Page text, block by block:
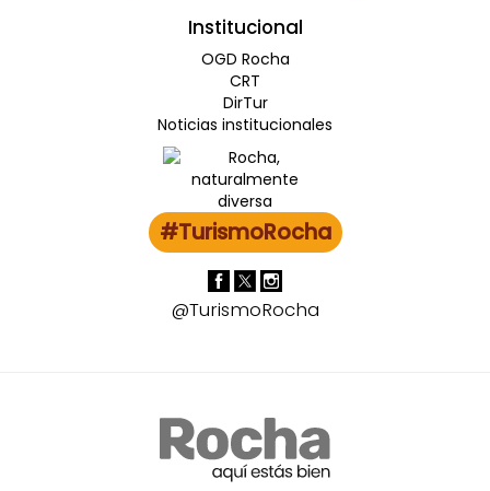
Institucional
OGD Rocha
CRT
DirTur
Noticias institucionales
#TurismoRocha
@TurismoRocha